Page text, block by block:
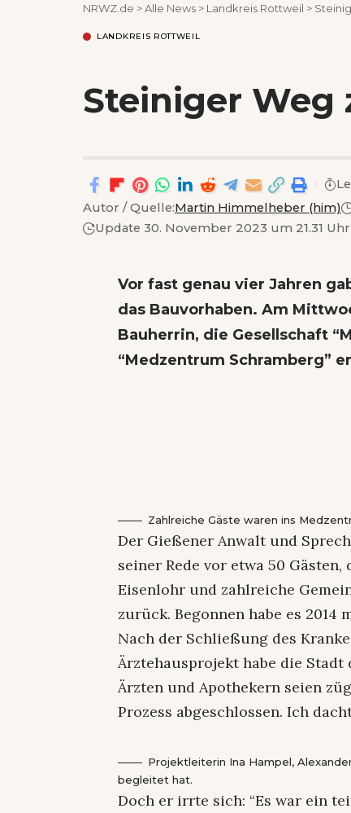
NRWZ.de >Alle News > Landkreis Rottweil >
LANDKREIS ROTTWEIL
Steiniger Weg
Autor / Quelle:Martin Himmelheber (him)
Update 30. November 2023 um 21.31 Uhr
Vor fast genau vier Jahren
das Bauvorhaben. Am
Bauherrin, die Gesellschaft
“Medzentrum Schramberg”
Zahlreiche Gäste waren ins
Der Gießener Anwalt und
seiner Rede vor etwa 50
Eisenlohr und zahlreiche
zurück. Begonnen habe es 2014
Nach der Schließung des
Ärztehausprojekt habe die
Ärzten und Apothekern seien
Prozess abgeschlossen. Ich
Projektleiterin Ina Hampel,
begleitet hat.
Doch er irrte sich: “Es war ein